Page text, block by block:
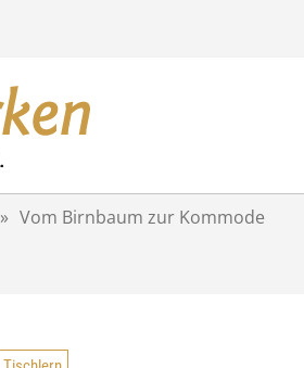
» Vom Birnbaum zur Kommode